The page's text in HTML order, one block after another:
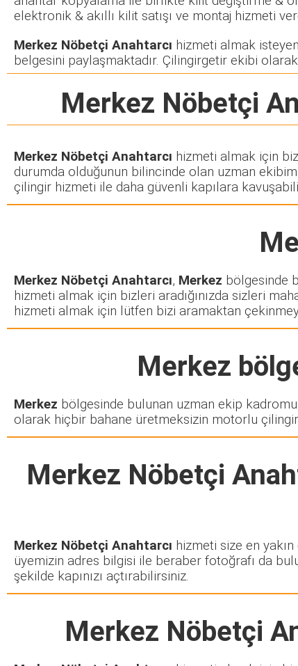
elektronik & akıllı kilit satışı ve montaj hizmeti
Merkez Nöbetçi Anahtarcı hizmeti almak
belgesini paylaşmaktadır. Çilingirgetir ekibi
Merkez Nöbetçi
Merkez Nöbetçi Anahtarcı hizmeti almak için
durumda olduğunun bilincinde olan uzman
çilingir hizmeti ile daha güvenli kapılara
Merkez Nöbetçi Anahtarcı, Merkez bölgesinde
hizmeti almak için bizleri aradığınızda sizleri
hizmeti almak için lütfen bizi aramaktan
Merkez
Merkez bölgesinde bulunan uzman ekip
olarak hiçbir bahane üretmeksizin motorlu
Merkez Nöbetçi
Merkez Nöbetçi Anahtarcı hizmeti size en
üyemizin adres bilgisi ile beraber fotoğrafı da
şekilde kapınızı açtırabilirsiniz.
Merkez Nöbetçi